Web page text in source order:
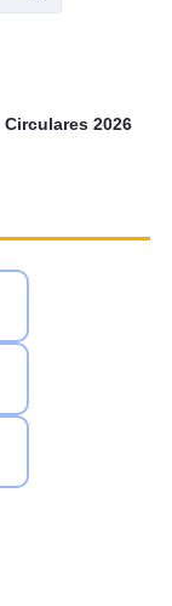
Circulares 2026